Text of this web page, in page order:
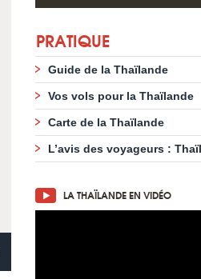
PRATIQUE
Guide de la Thaïlande
Vos vols pour la Thaïlande
Carte de la Thaïlande
L’avis des voyageurs :
LA THAÏLANDE EN VIDÉO